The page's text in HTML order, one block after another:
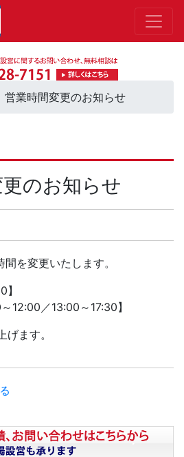
営業時間変更のお知らせ
のお知らせ
を変更いたします。
12:00／13:00～17:30】
ます。